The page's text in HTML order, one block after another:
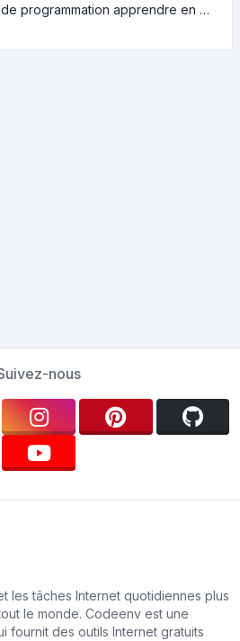
Quel langage de programmation apprendre en 2022 et quels outils aideront les codeurs dans leurs tâches quotidiennes?
nous
les tâches Internet quotidiennes plus
le monde. Codeenv est une
fournit des outils Internet gratuits